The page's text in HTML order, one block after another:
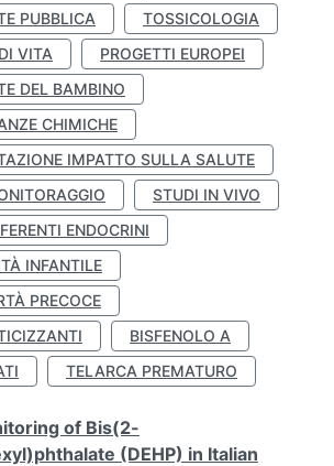
PUBBLICA
TOSSICOLOGIA
VITA
PROGETTI EUROPEI
DEL BAMBINO
CHIMICHE
IMPATTO SULLA SALUTE
STUDI IN VIVO
ENDOCRINI
INFANTILE
PRECOCE
BISFENOLO A
TELARCA PREMATURO
of Bis(2-
(DEHP) in Italian